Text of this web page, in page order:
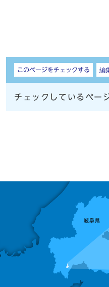
しおり
このページをチェックする 編
チェックしているペー